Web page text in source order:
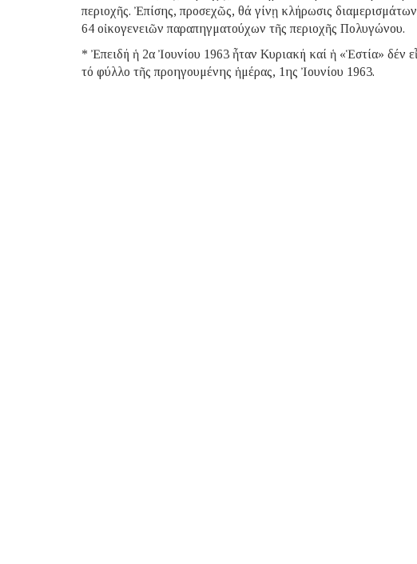
περιοχῆς. Ἐπίσης, προσεχῶς, θά γίνῃ κλήρωσις
64 οἰκογενειῶν παραπηγματούχων τῆς περιοχῆς Πολυγώνου.
* Ἐπειδή ἡ 2α Ἰουνίου 1963 ἦταν Κυριακή καί ἡ «Ἑστία» δέν
τό φύλλο τῆς προηγουμένης ἡμέρας, 1ης Ἰουνίου 1963.